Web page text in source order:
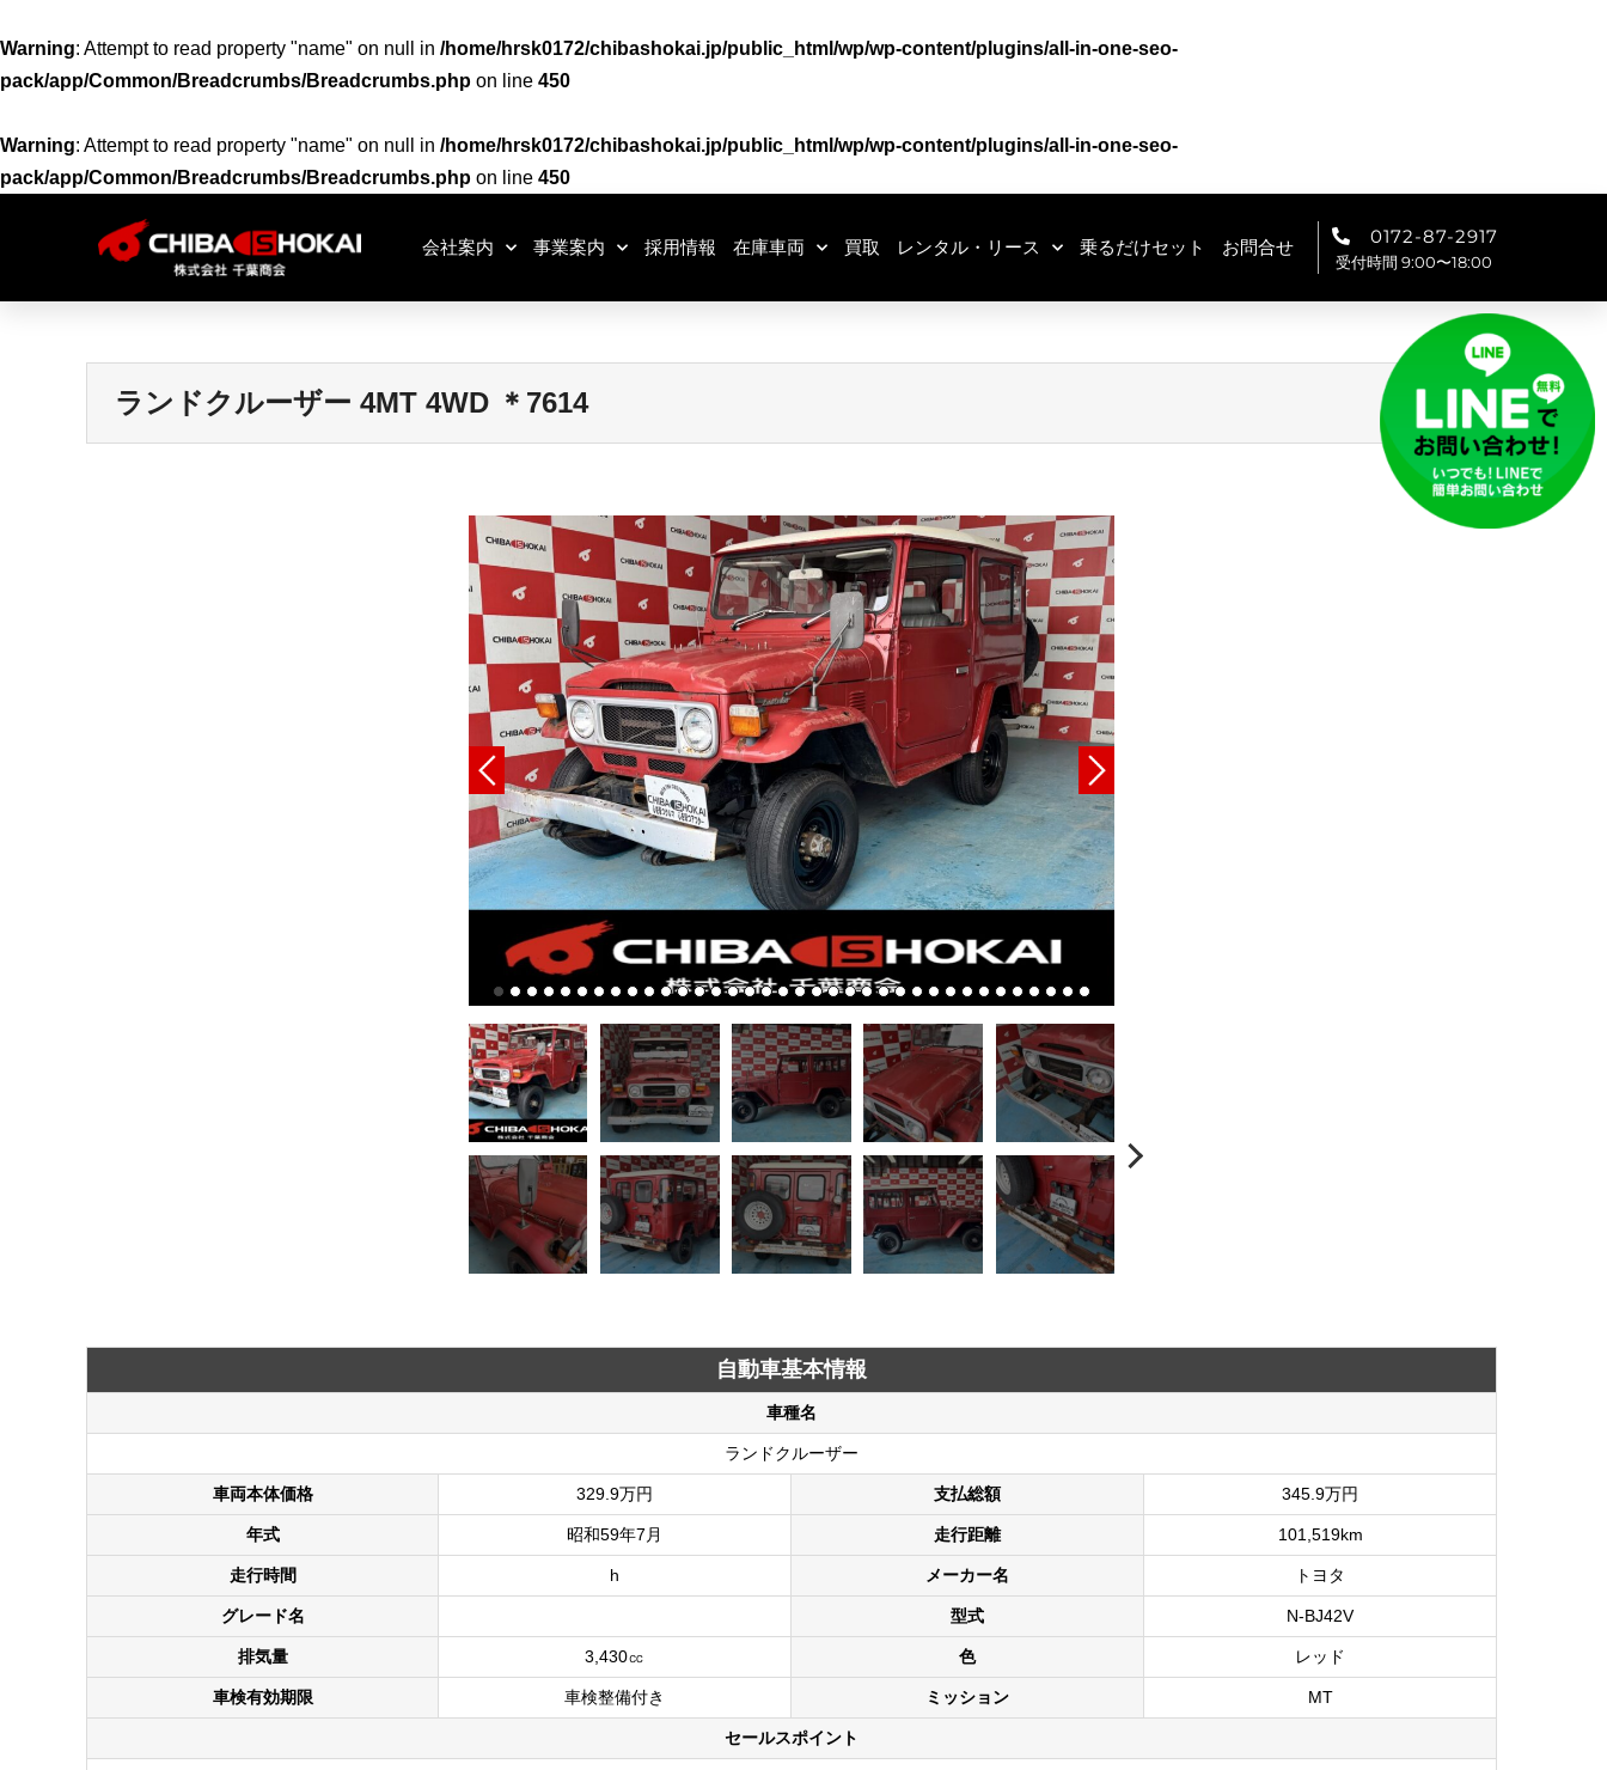
Warning: Attempt to read property "name" on null in /home/hrsk0172/chibashokai.jp/public_html/wp/wp-content/plugins/all-in-one-seo-
pack/app/Common/Breadcrumbs/Breadcrumbs.php on line 450
Warning: Attempt to read property "name" on null in /home/hrsk0172/chibashokai.jp/public_html/wp/wp-content/plugins/all-in-one-seo-
pack/app/Common/Breadcrumbs/Breadcrumbs.php on line 450
会社案内 事業案内 採用情報 在庫車両 買取 レンタル・リース 乗るだけセット お問合せ 0172-87-2917
受付時間 9:00〜18:00
ランドクルーザー 4MT 4WD ＊7614
自動車基本情報
車種名
ランドクルーザー
車両本体価格 329.9万円 支払総額 345.9万円
年式 昭和59年7月 走行距離 101,519km
走行時間 h メーカー名 トヨタ
グレード名 型式 N-BJ42V
排気量 3,430㏄ 色 レッド
車検有効期限 車検整備付き ミッション MT
セールスポイント